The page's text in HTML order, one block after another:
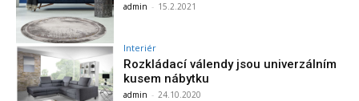
admin - 15.2.2021
Interiér
Rozkládací válendy jsou univerzálním
kusem nábytku
admin - 24.10.2020